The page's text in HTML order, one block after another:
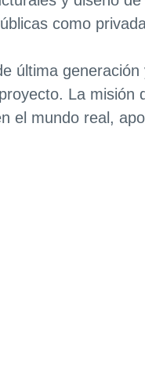
como
última
La
el mundo real,